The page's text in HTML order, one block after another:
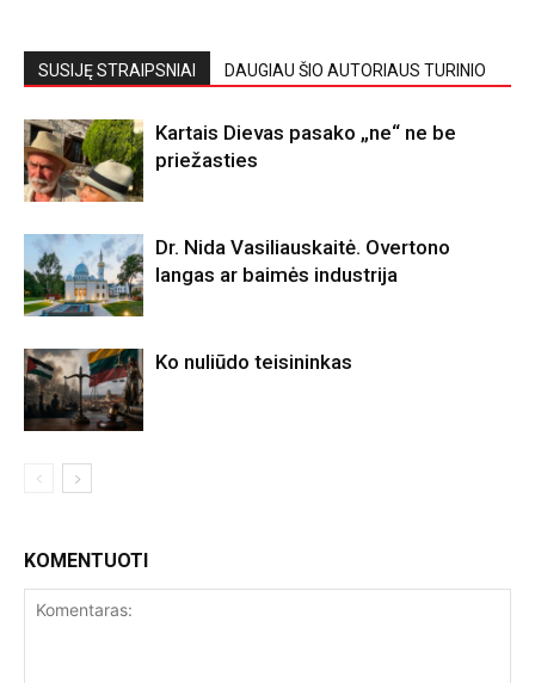
SUSIJĘ STRAIPSNIAI DAUGIAU ŠIO AUTORIAUS TURINIO
Kartais Dievas pasako „ne“ ne be
priežasties
Dr. Nida Vasiliauskaitė. Overtono
langas ar baimės industrija
Ko nuliūdo teisininkas
KOMENTUOTI